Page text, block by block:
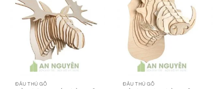
ĐẦU THÚ GỖ ĐẦU THÚ GỖ